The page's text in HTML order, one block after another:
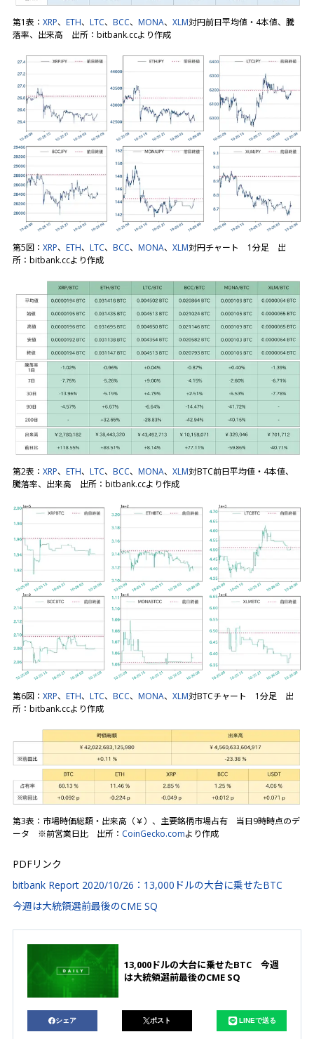
第1表： XRP、 ETH、 LTC、 BCC、 MONA、 XLM対円前日平均値・4本値、騰
落率、出来高 出所：bitbank.ccより作成
第5図： XRP、 ETH、 LTC、 BCC、 MONA、 XLM対円チャート 1分足 出
所：bitbank.ccより作成
第2表： XRP、 ETH、 LTC、 BCC、 MONA、 XLM対BTC前日平均値・4本値、
騰落率、出来高 出所：bitbank.ccより作成
第6図： XRP、 ETH、 LTC、 BCC、 MONA、 XLM対BTCチャート 1分足 出
所：bitbank.ccより作成
第3表：市場時価総額・出来高（￥）、主要銘柄市場占有 当日9時時点のデ
ータ ※前営業日比 出所： CoinGecko.comより作成
PDFリンク
bitbank Report 2020/10/26：13,000ドルの大台に乗せたBTC
今週は大統領選前最後のCME SQ
13,000ドルの大台に乗せたBTC 今週
は大統領選前最後のCME SQ
シェア ポスト LINEで送る